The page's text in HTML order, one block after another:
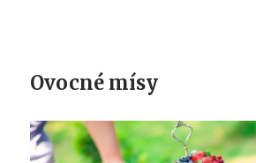
Ovocné mísy